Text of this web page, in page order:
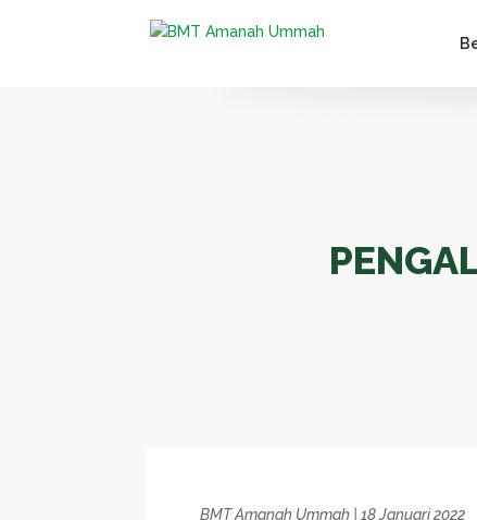
BMT Amanah Ummah | 18 Januari 2022